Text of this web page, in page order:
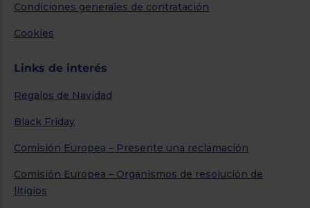
Condiciones generales de contratación
Cookies
Links de interés
Regalos de Navidad
Black Friday
Comisión Europea – Presente una reclamación
Comisión Europea – Organismos de resolución de
litigios